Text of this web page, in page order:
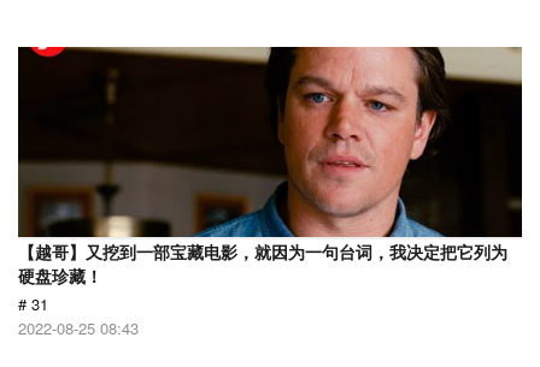
【越哥】又挖到一部宝藏电影，就因为一句台词，我决定把它列为
硬盘珍藏！
# 31
2022-08-25 08:43